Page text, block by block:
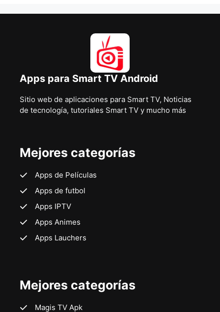
Apps para Smart TV Android
Sitio web de aplicaciones para Smart TV, Noticias
de tecnología, tutoriales Smart TV y mucho más
Mejores categorías
Apps de Películas
Apps de futbol
Apps IPTV
Apps Animes
Apps Lauchers
Mejores categorías
Magis TV Apk